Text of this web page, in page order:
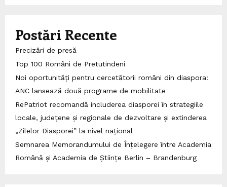
Postări Recente
Precizări de presă
Top 100 Români de Pretutindeni
Noi oportunități pentru cercetătorii români din diaspora:
ANC lansează două programe de mobilitate
RePatriot recomandă includerea diasporei în strategiile
locale, județene și regionale de dezvoltare și extinderea
„Zilelor Diasporei” la nivel național
Semnarea Memorandumului de Înțelegere între Academia
Română și Academia de Științe Berlin – Brandenburg